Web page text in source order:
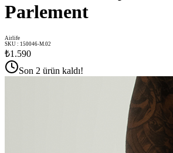
Parlement
Airlife
SKU : 150046-M.02
₺1.590
Son 2 ürün kaldı!